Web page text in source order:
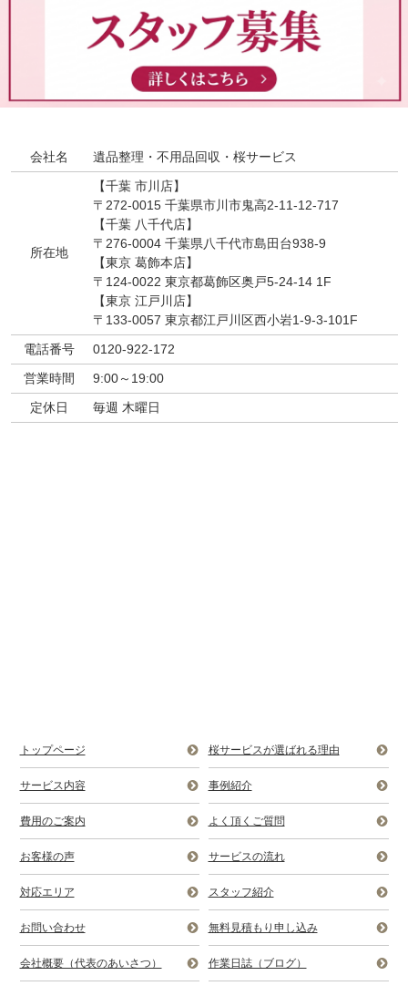
会社名 遺品整理・不用品回収・桜サービス
所在地
【千葉 市川店】
〒272-0015 千葉県市川市鬼高2-11-12-717
【千葉 八千代店】
〒276-0004 千葉県八千代市島田台938-9
【東京 葛飾本店】
〒124-0022 東京都葛飾区奥戸5-24-14 1F
【東京 江戸川店】
〒133-0057 東京都江戸川区西小岩1-9-3-101F
電話番号
0120-922-172
営業時間
9:00～19:00
定休日
毎週 木曜日
トップページ 桜サービスが選ばれる理由
サービス内容 事例紹介
費用のご案内 よく頂くご質問
お客様の声 サービスの流れ
対応エリア スタッフ紹介
お問い合わせ 無料見積もり申し込み
会社概要（代表のあいさつ） 作業日誌（ブログ）